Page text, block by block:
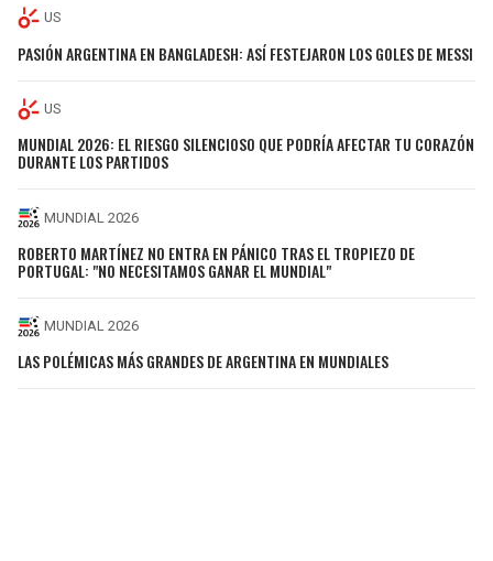
US
PASIÓN ARGENTINA EN BANGLADESH: ASÍ FESTEJARON LOS GOLES DE MESSI
US
MUNDIAL 2026: EL RIESGO SILENCIOSO QUE PODRÍA AFECTAR TU CORAZÓN
DURANTE LOS PARTIDOS
MUNDIAL 2026
ROBERTO MARTÍNEZ NO ENTRA EN PÁNICO TRAS EL TROPIEZO DE
PORTUGAL: "NO NECESITAMOS GANAR EL MUNDIAL"
MUNDIAL 2026
LAS POLÉMICAS MÁS GRANDES DE ARGENTINA EN MUNDIALES